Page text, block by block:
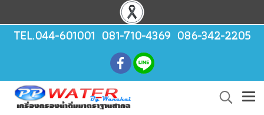
TEL.044-601001 081-710-4369 086-342-2205